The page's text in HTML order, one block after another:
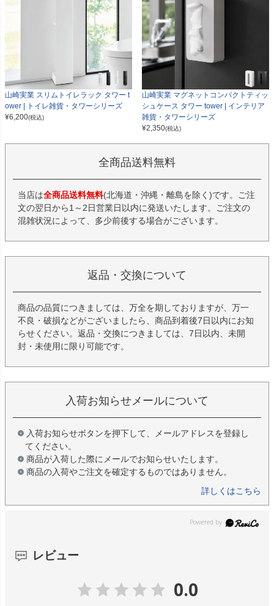
山崎実業 スリムトイレラック タワー t
ower | トイレ雑貨・タワーシリーズ
¥6,200(税込)
山崎実業 マグネットコンパクトティッ
シュケース タワー tower | インテリア
雑貨・タワーシリーズ
¥2,350(税込)
全商品送料無料
当店は全商品送料無料(北海道・沖縄・離島を除く)です。ご注
文の翌日から1～2日営業日以内に発送いたします。ご注文の
混雑状況によって、多少前後する場合がございます。
返品・交換について
商品の品質につきましては、万全を期しておりますが、万一
不良・破損などがございましたら、商品到着後7日以内にお知
らせください。返品・交換につきましては、7日以内、未開
封・未使用に限り可能です。
入荷お知らせメールについて
入荷お知らせボタンを押下して、メールアドレスを登録し
てください。
商品が入荷した際にメールでお知らせいたします。
商品の入荷やご注文を確定するものではありません。
詳しくはこちら
レビュー
0.0